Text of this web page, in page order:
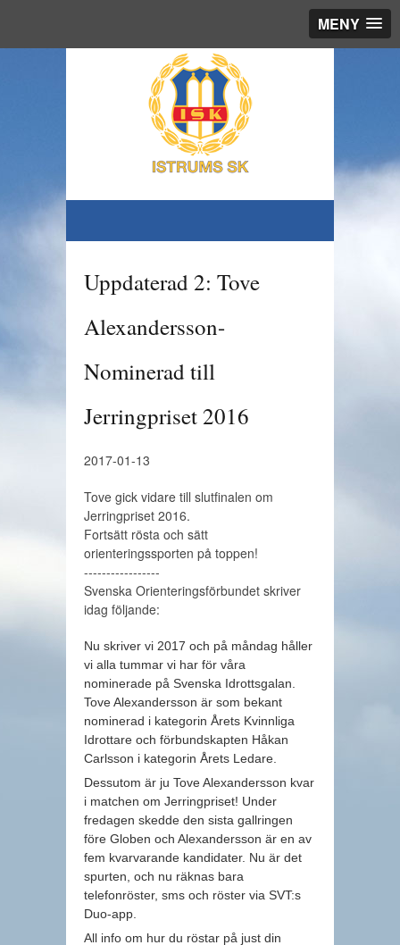
MENY
Uppdaterad 2: Tove
Alexandersson-
Nominerad till
Jerringpriset 2016
2017-01-13
Tove gick vidare till slutfinalen om
Jerringpriset 2016.
Fortsätt rösta och sätt
orienteringssporten på toppen!
-----------------
Svenska Orienteringsförbundet skriver
idag följande:
Nu skriver vi 2017 och på måndag håller
vi alla tummar vi har för våra
nominerade på Svenska Idrottsgalan.
Tove Alexandersson är som bekant
nominerad i kategorin Årets Kvinnliga
Idrottare och förbundskapten Håkan
Carlsson i kategorin Årets Ledare.
Dessutom är ju Tove Alexandersson kvar
i matchen om Jerringpriset! Under
fredagen skedde den sista gallringen
före Globen och Alexandersson är en av
fem kvarvarande kandidater. Nu är det
spurten, och nu räknas bara
telefonröster, sms och röster via SVT:s
Duo-app.
All info om hur du röstar på just din